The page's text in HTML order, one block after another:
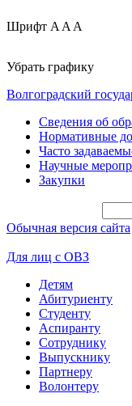
Шрифт A A A
Убрать графику
Волгоградский
Сведения об
Нормативные
Часто
Научные
Закупки
Обычная версия сайта
Для лиц с ОВЗ
Детям
Абитуриенту
Студенту
Аспиранту
Сотруднику
Выпускнику
Партнеру
Волонтеру